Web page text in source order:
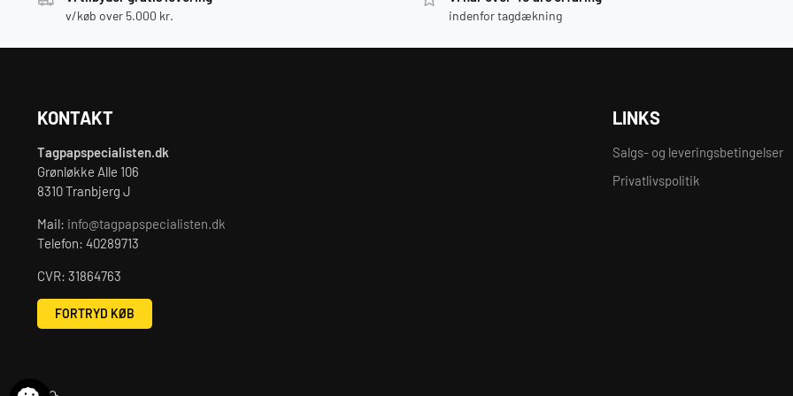
v/køb over 5.000 kr. indenfor tagdækning
KONTAKT
Tagpapspecialisten.dk
Grønløkke Alle 106
8310 Tranbjerg J
Mail: info@tagpapspecialisten.dk
Telefon: 40289713
CVR: 31864763
FORTRYD KØB
LINKS
Salgs- og leveringsbetingelser
Privatlivspolitik